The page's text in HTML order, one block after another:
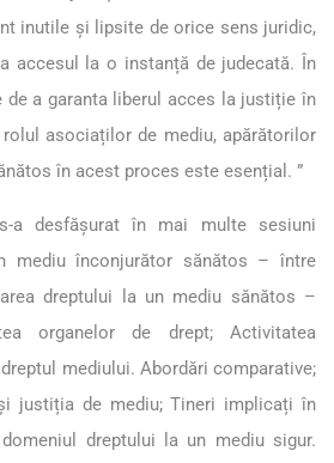
inutile și lipsite de orice sens juridic,
accesul la o instanță de judecată. În
de a garanta liberul acces la justiție în
asociaților de mediu, apărătorilor
în acest proces este esențial. ”
a desfășurat în mai multe sesiuni
mediu înconjurător sănătos – între
dreptului la un mediu sănătos –
organelor de drept; Activitatea
mediului. Abordări comparative;
justiția de mediu; Tineri implicați în
dreptului la un mediu sigur.